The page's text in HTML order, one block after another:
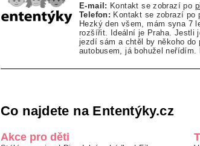
E-mail: Kontakt se zobrazí po
Telefon: Kontakt se zobrazí po
Hezký den všem, mám syna 7
rozšířit. Ideální je Praha. Jestli
jezdí sám a chtěl by někoho
autobusem, já bohužel neřídím.
Co najdete na Ententýky.cz
Akce pro děti